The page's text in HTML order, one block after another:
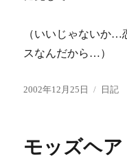
（いいじゃないか…
スなんだから…）
投
2002年12月25日
カ
ー
日記
モッズヘア